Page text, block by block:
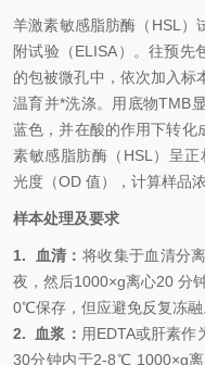
羊激素敏感脂肪酶（HSL）
附试验（ELISA）。往预先
的包被微孔中，依次加入标
温育并*洗涤。用底物TMB
蓝色，并在酸的作用下转化
素敏感脂肪酶（HSL） 呈正
光度（OD 值），计算样品浓
样本处理及要求
1. 血清 ： 将收集于血清分
夜，然后1000×g离心20 分
0℃保存，但应避免反复冻融
2.
血浆 ： 用EDTA或肝素作
30分钟内于2-8℃ 1000×g